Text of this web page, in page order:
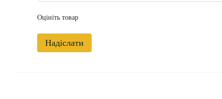
Оцініть товар
Надіслати